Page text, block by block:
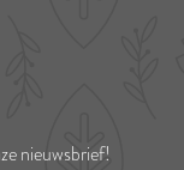
nieuwsbrief!